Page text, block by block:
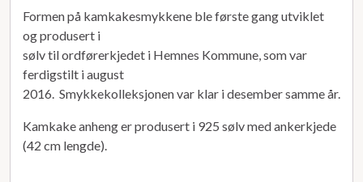
Formen på kamkakesmykkene ble første gang utviklet
og produsert i
sølv til ordførerkjedet i Hemnes Kommune, som var
ferdigstilt i august
2016. Smykkekolleksjonen var klar i desember samme år.
Kamkake anheng er produsert i 925 sølv med ankerkjede
(42 cm lengde).